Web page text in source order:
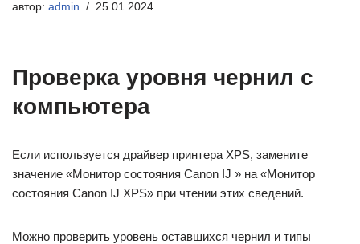
автор: admin 25.01.2024
Проверка уровня чернил с
компьютера
Если используется драйвер принтера XPS, замените
значение «Монитор состояния Canon IJ » на «Монитор
состояния Canon IJ XPS» при чтении этих сведений.
Можно проверить уровень оставшихся чернил и типы